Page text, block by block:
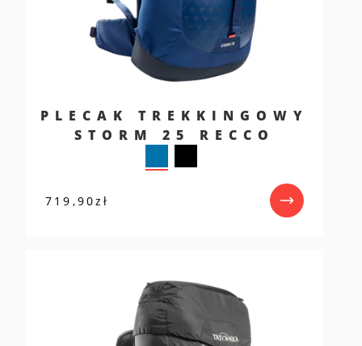
PLECAK TREKKINGOWY
STORM 25 RECCO
719,90zł